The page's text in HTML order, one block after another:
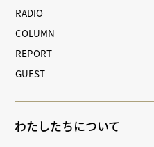
RADIO
COLUMN
REPORT
GUEST
わたしたちについて